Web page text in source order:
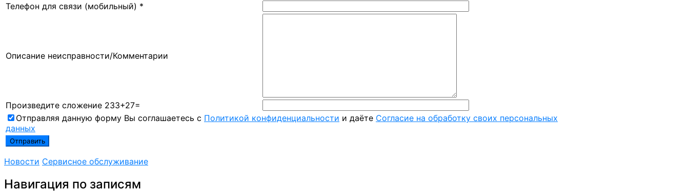
Телефон для связи (мобильный) *
Описание неисправности/Комментарии
Произведите сложение 233+27=
Отправляя данную форму Вы соглашаетесь с Политикой конфиденциальности и даёте Согласие на обработку своих персональных
данных
Новости Сервисное обслуживание
Навигация по записям